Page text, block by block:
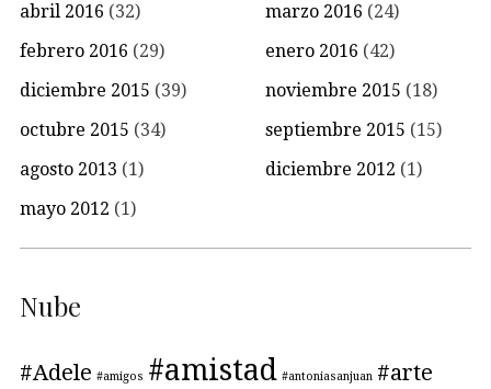
abril 2016 (32) marzo 2016 (24)
febrero 2016 (29) enero 2016 (42)
diciembre 2015 (39) noviembre 2015 (18)
octubre 2015 (34) septiembre 2015 (15)
agosto 2013 (1) diciembre 2012 (1)
mayo 2012 (1)
Nube
#Adele #amigos #amistad #antoniasanjuan #arte